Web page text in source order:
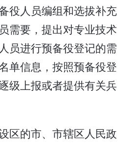
役人员编组和选拔补充
需要，提出对专业技术
员进行预备役登记的需
单信息，按照预备役登
级上报或者提供有关兵
区的市、市辖区人民政